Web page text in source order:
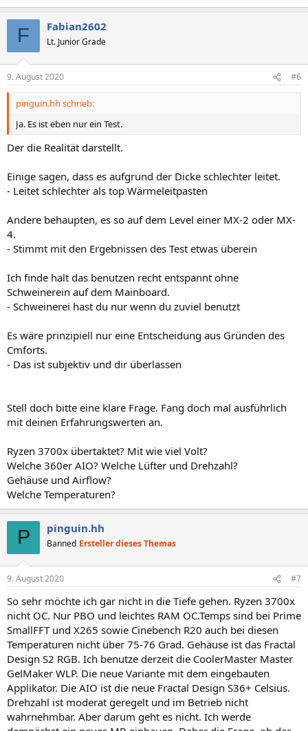
F Fabian2602
Lt. Junior Grade
9. August 2020 #6
pinguin.hh schrieb:
Ja. Es ist eben nur ein Test.
Der die Realität darstellt.
Einige sagen, dass es aufgrund der Dicke schlechter leitet.
- Leitet schlechter als top Wärmeleitpasten
Andere behaupten, es so auf dem Level einer MX-2 oder MX-
4.
- Stimmt mit den Ergebnissen des Test etwas überein
Ich finde halt das benutzen recht entspannt ohne
Schweinerein auf dem Mainboard.
- Schweinerei hast du nur wenn du zuviel benutzt
Es wäre prinzipiell nur eine Entscheidung aus Gründen des
Cmforts.
- Das ist subjektiv und dir überlassen
Stell doch bitte eine klare Frage. Fang doch mal ausführlich
mit deinen Erfahrungswerten an.
Ryzen 3700x übertaktet? Mit wie viel Volt?
Welche 360er AIO? Welche Lüfter und Drehzahl?
Gehäuse und Airflow?
Welche Temperaturen?
P pinguin.hh
Banned Ersteller dieses Themas
9. August 2020 #7
So sehr möchte ich gar nicht in die Tiefe gehen. Ryzen 3700x
nicht OC. Nur PBO und leichtes RAM OC.Temps sind bei Prime
SmallFFT und X265 sowie Cinebench R20 auch bei diesen
Temperaturen nicht über 75-76 Grad. Gehäuse ist das Fractal
Design S2 RGB. Ich benutze derzeit die CoolerMaster Master
GelMaker WLP. Die neue Variante mit dem eingebauten
Applikator. Die AIO ist die neue Fractal Design S36+ Celsius.
Drehzahl ist moderat geregelt und im Betrieb nicht
wahrnehmbar. Aber darum geht es nicht. Ich werde